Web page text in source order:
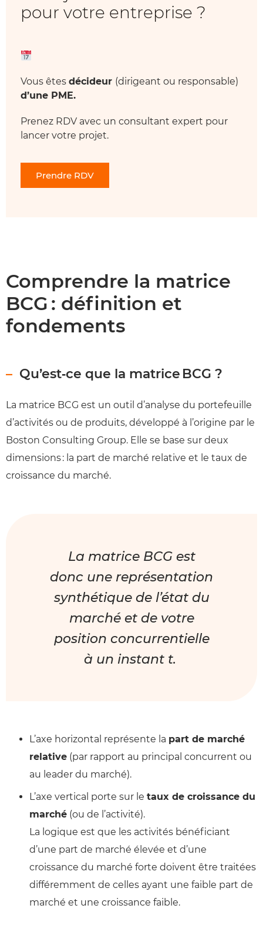
pour votre entreprise ?
Vous êtes décideur (dirigeant ou responsable)
d’une PME.
Prenez RDV avec un consultant expert pour
lancer votre projet.
Prendre RDV
Comprendre la matrice
BCG : définition et
fondements
Qu’est‑ce que la matrice BCG ?
La matrice BCG est un outil d’analyse du portefeuille
d’activités ou de produits, développé à l’origine par le
Boston Consulting Group. Elle se base sur deux
dimensions : la part de marché relative et le taux de
croissance du marché.
La matrice BCG est
donc une représentation
synthétique de l’état du
marché et de votre
position concurrentielle
à un instant t.
L’axe horizontal représente la part de marché
relative (par rapport au principal concurrent ou
au leader du marché).
L’axe vertical porte sur le taux de croissance du
marché (ou de l’activité).
La logique est que les activités bénéficiant
d’une part de marché élevée et d’une
croissance du marché forte doivent être traitées
différemment de celles ayant une faible part de
marché et une croissance faible.